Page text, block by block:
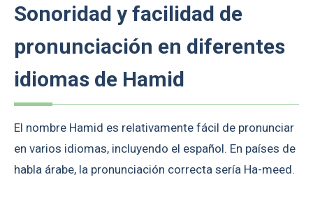
Sonoridad y facilidad de
pronunciación en diferentes
idiomas de Hamid
El nombre Hamid es relativamente fácil de pronunciar
en varios idiomas, incluyendo el español. En países de
habla árabe, la pronunciación correcta sería Ha-meed.